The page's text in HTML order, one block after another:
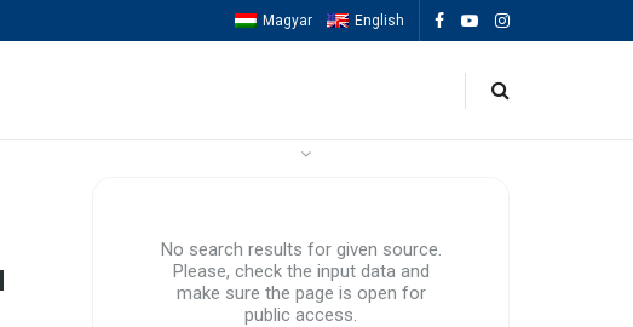
Magyar English
ESEMÉNYEK MACCABIAH 2025
No search results for given source.
Please, check the input data and
make sure the page is open for
public access.